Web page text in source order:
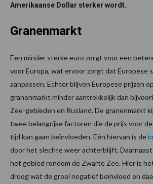
Amerikaanse Dollar sterker wordt.
Granenmarkt
Een minder sterke euro zorgt voor een
voor Europa, wat ervoor zorgt dat Europese
aanpassen. Echter blijven Europese prijzen
granenmarkt minder aantrekkelijk dan
Zee-gebieden en Rusland. De granenmarkt
twee belangrijke factoren die de prijs voor
tijd kan gaan beïnvloeden. Eén hiervan is de
door het slechte weer achterblijft.
het gebied rondom de Zwarte Zee. Hier is
droog wat de groei negatief beïnvloed en